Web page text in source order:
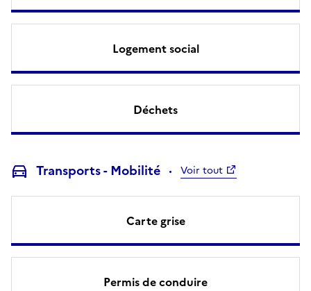
Logement social
Déchets
Transports - Mobilité Voir tout
Carte grise
Permis de conduire